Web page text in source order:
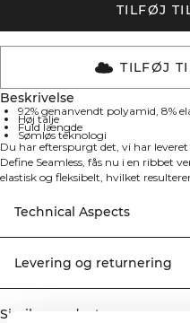
TILFØJ
TILFØJ
Beskrivelse
92% genanvendt polyamid, 8%
Høj talje
Fuld længde
Sømløs teknologi
Du har efterspurgt det, vi har
Define Seamless, fås nu i en ribbet
elastisk og fleksibelt, hvilket
Seamless til en uundværlig serie
træning. 4-vejs strækmateriale med
mobiliteten under din træning.
Genanvendt Nylon, 8% Elastan.
Technical Aspects
Levering og returnering
Similar products